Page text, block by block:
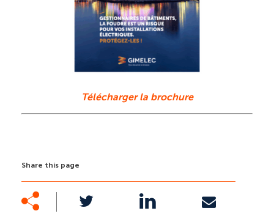
Télécharger la brochure
Share this page